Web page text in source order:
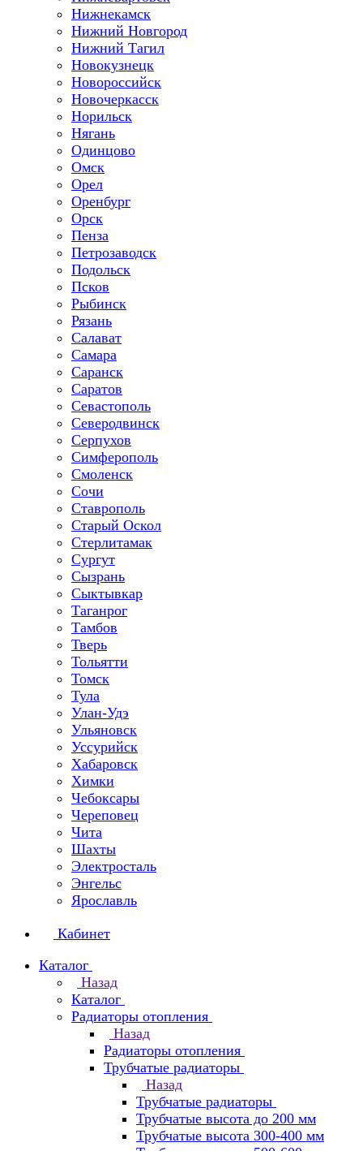
Нижнекамск
Нижний Новгород
Нижний Тагил
Новокузнецк
Новороссийск
Новочеркасск
Норильск
Нягань
Одинцово
Омск
Орел
Оренбург
Орск
Пенза
Петрозаводск
Подольск
Псков
Рыбинск
Рязань
Салават
Самара
Саранск
Саратов
Севастополь
Северодвинск
Серпухов
Симферополь
Смоленск
Сочи
Ставрополь
Старый Оскол
Стерлитамак
Сургут
Сызрань
Сыктывкар
Таганрог
Тамбов
Тверь
Тольятти
Томск
Тула
Улан-Удэ
Ульяновск
Уссурийск
Хабаровск
Химки
Чебоксары
Череповец
Чита
Шахты
Электросталь
Энгельс
Ярославль
Кабинет
Каталог
Назад
Каталог
Радиаторы отопления
Назад
Радиаторы отопления
Трубчатые радиаторы
Назад
Трубчатые радиаторы
Трубчатые высота до 200 мм
Трубчатые высота 300-400 мм